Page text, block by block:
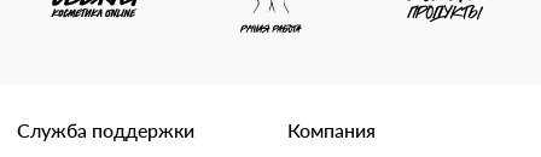
Служба поддержки Компания